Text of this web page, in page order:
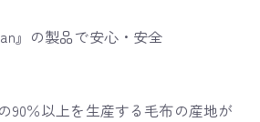
』の製品で安心・安全
90％以上を生産する毛布の産地が